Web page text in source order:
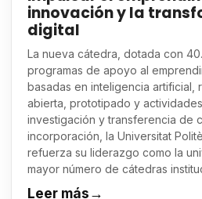
innovación y la
digital
La nueva cátedra, dotada con
programas de apoyo al
basadas en inteligencia artificial,
abierta, prototipado y
investigación y transferencia de
incorporación, la Universitat
refuerza su liderazgo como la
mayor número de cátedras
Leer más→